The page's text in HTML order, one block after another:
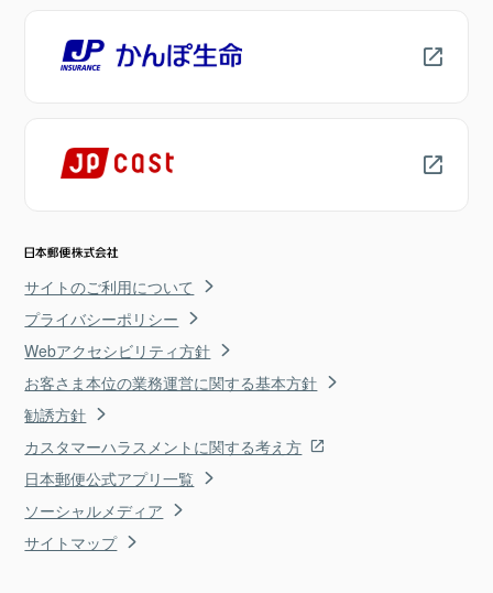
サイトのご利用について
プライバシーポリシー
Webアクセシビリティ方針
お客さま本位の業務運営に関する基本方針
勧誘方針
カスタマーハラスメントに関する考え方
日本郵便公式アプリ一覧
ソーシャルメディア
サイトマップ